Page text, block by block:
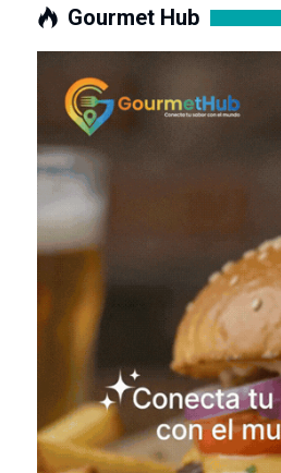
Gourmet Hub